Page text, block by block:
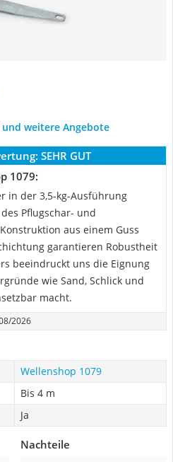
weitere Angebote
SEHR GUT
1079:
in der 3,5-kg-Ausführung
Pflugschar- und
aus einem Guss
garantieren Robustheit
beeindruckt uns die Eignung
wie Sand, Schlick und
macht.
2026
Wellenshop 1079
Bis 4 m
Ja
Nachteile